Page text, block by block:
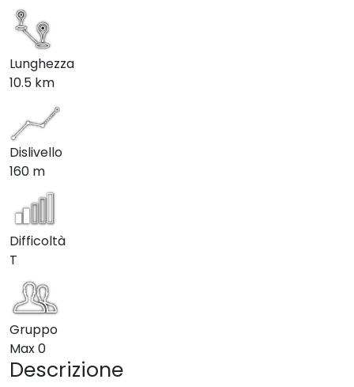
Lunghezza
10.5 km
Dislivello
160 m
Difficoltà
T
Gruppo
Max0
Descrizione